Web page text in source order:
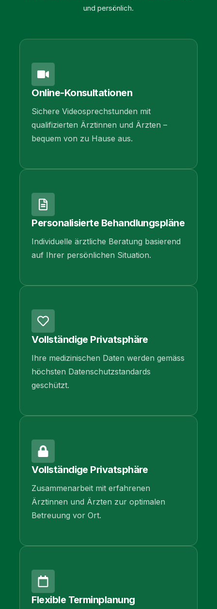
und persönlich.
Online-Konsultationen
Sichere Videosprechstunden mit
qualifizierten Ärztinnen und Ärzten –
bequem von zu Hause aus.
Personalisierte Behandlungspläne
Individuelle ärztliche Beratung basierend
auf Ihrer persönlichen Situation.
Vollständige Privatsphäre
Ihre medizinischen Daten werden gemäss
höchsten Datenschutzstandards
geschützt.
Vollständige Privatsphäre
Zusammenarbeit mit erfahrenen
Ärztinnen und Ärzten zur optimalen
Betreuung vor Ort.
Flexible Terminplanung